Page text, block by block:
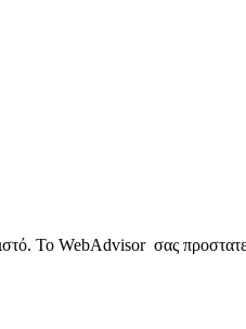
Το WebAdvisor σας